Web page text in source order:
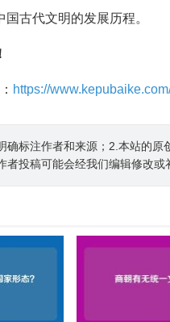
古代文明的发展历程。
https://
确标注作者和来源；2.本站的
投稿可能会经我们编辑修改或